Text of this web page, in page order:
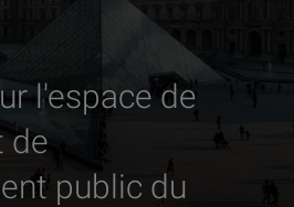
l'espace de
de
public du